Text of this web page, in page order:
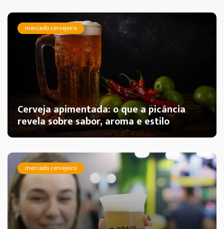
mercado cervejeiro
Cerveja apimentada: o que a picância
revela sobre sabor, aroma e estilo
mercado cervejeiro